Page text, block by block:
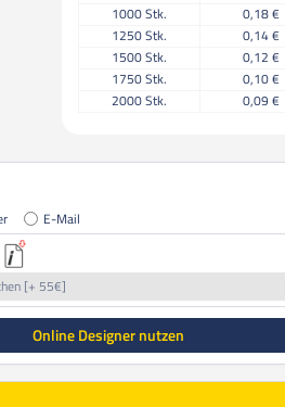
1000Stk.
0,18 €
1250Stk.
0,14 €
1500Stk.
0,12 €
1750Stk.
0,10 €
2000Stk.
0,09 €
3500Stk.
0,05 €
5000Stk.
0,04 €
6000Stk.
0,03 €
7000Stk.
0,03 €
7500Stk.
8000Stk.
0,02 €
8500Stk.
0,02 €
E-Mail
[+ 55€]
Online Designer nutzen